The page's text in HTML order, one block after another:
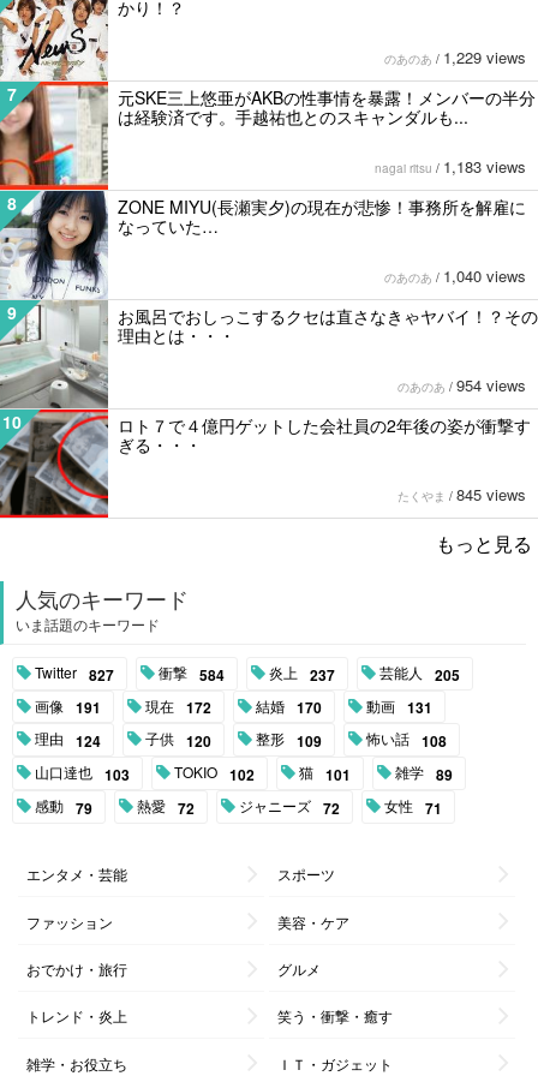
かり！？
のあのあ / 1,229 views
7
元SKE三上悠亜がAKBの性事情を暴露！メンバーの半分
は経験済です。手越祐也とのスキャンダルも...
nagai ritsu / 1,183 views
8
ZONE MIYU(長瀬実夕)の現在が悲惨！事務所を解雇に
なっていた…
のあのあ / 1,040 views
9
お風呂でおしっこするクセは直さなきゃヤバイ！？その
理由とは・・・
のあのあ / 954 views
10
ロト７で４億円ゲットした会社員の2年後の姿が衝撃す
ぎる・・・
たくやま / 845 views
もっと見る
人気のキーワード
いま話題のキーワード
Twitter 827 衝撃 584 炎上 237 芸能人 205
画像 191 現在 172 結婚 170 動画 131
理由 124 子供 120 整形 109 怖い話 108
山口達也 103 TOKIO 102 猫 101 雑学 89
感動 79 熱愛 72 ジャニーズ 72 女性 71
エンタメ・芸能 スポーツ
ファッション 美容・ケア
おでかけ・旅行 グルメ
トレンド・炎上 笑う・衝撃・癒す
雑学・お役立ち ＩＴ・ガジェット